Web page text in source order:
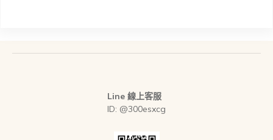
Line 線上客服
ID: @300esxcg